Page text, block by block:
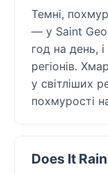
Темні,
— у Saint
год на день,
регіонів.
у світліших
похмурості
Does It